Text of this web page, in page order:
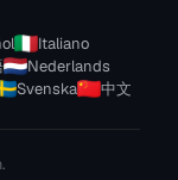
Italiano
Nederlands
Svenska 中文